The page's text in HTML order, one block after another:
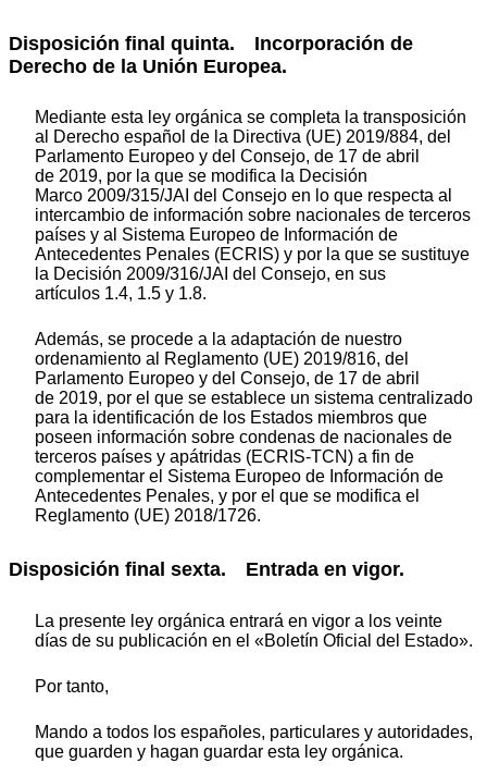
Disposición final quinta. Incorporación de
Derecho de la Unión Europea.
Mediante esta ley orgánica se completa la transposición
al Derecho español de la Directiva (UE) 2019/884, del
Parlamento Europeo y del Consejo, de 17 de abril
de 2019, por la que se modifica la Decisión
Marco 2009/315/JAI del Consejo en lo que respecta al
intercambio de información sobre nacionales de terceros
países y al Sistema Europeo de Información de
Antecedentes Penales (ECRIS) y por la que se sustituye
la Decisión 2009/316/JAI del Consejo, en sus
artículos 1.4, 1.5 y 1.8.
Además, se procede a la adaptación de nuestro
ordenamiento al Reglamento (UE) 2019/816, del
Parlamento Europeo y del Consejo, de 17 de abril
de 2019, por el que se establece un sistema centralizado
para la identificación de los Estados miembros que
poseen información sobre condenas de nacionales de
terceros países y apátridas (ECRIS-TCN) a fin de
complementar el Sistema Europeo de Información de
Antecedentes Penales, y por el que se modifica el
Reglamento (UE) 2018/1726.
Disposición final sexta. Entrada en vigor.
La presente ley orgánica entrará en vigor a los veinte
días de su publicación en el «Boletín Oficial del Estado».
Por tanto,
Mando a todos los españoles, particulares y autoridades,
que guarden y hagan guardar esta ley orgánica.